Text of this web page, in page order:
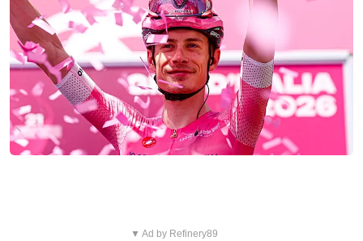
▼ Ad by Refinery89